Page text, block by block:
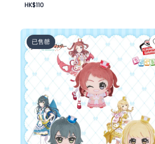
HK$110
学園アイドルマスター ちびぐるみ
已售罄